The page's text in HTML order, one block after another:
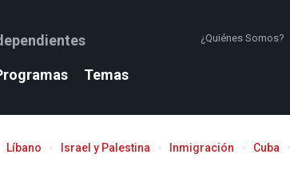
¿Quiénes Somos?
Temas
Líbano Israel y Palestina Inmigración Cuba